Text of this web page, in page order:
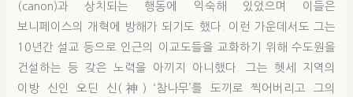
(canon)과 상치되는 행동에 익숙해 있었으며 이들은
보니페이스의 개혁에 방해가 되기도 했다. 이런 가운데서도 그는
10년간 설교 등으로 인근의 이교도들을 교화하기 위해 수도원을
건설하는 등 갖은 노력을 아끼지 아니했다. 그는 헷세 지역의
이방 신인 오딘 신(神) ‘참나무’를 도끼로 찍어버리고 그의